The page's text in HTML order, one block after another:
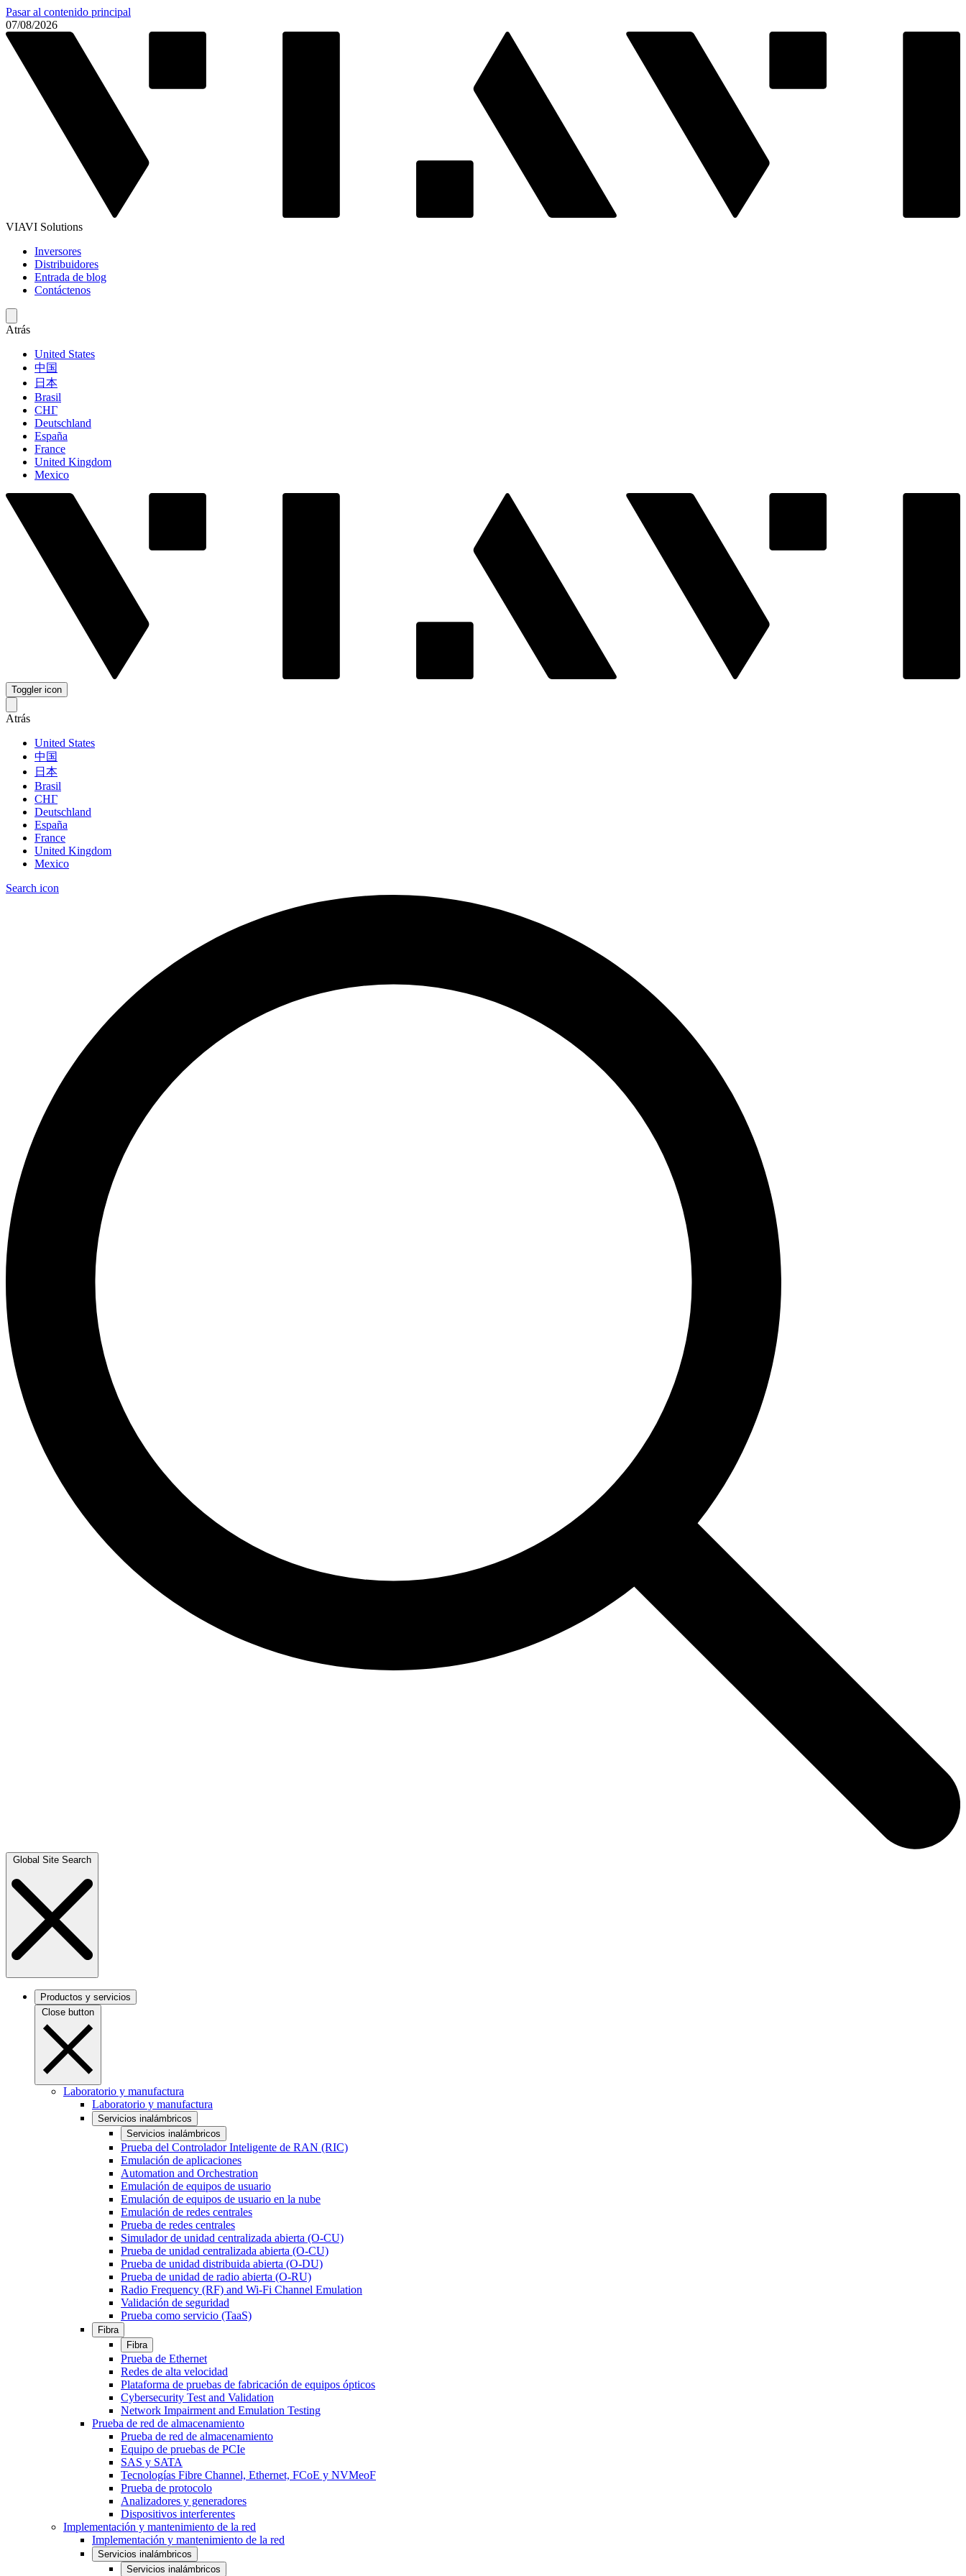
Pasar al contenido principal
07/08/2026
VIAVI Solutions
Inversores
Distribuidores
Entrada de blog
Contáctenos
Atrás
United States
中国
日本
Brasil
СНГ
Deutschland
España
France
United Kingdom
Mexico
Toggler icon
Atrás
United States
中国
日本
Brasil
СНГ
Deutschland
España
France
United Kingdom
Mexico
Search icon
Global Site Search
Productos y servicios
Close button
Laboratorio y manufactura
Laboratorio y manufactura
Servicios inalámbricos
Servicios inalámbricos
Prueba del Controlador Inteligente de RAN (RIC)
Emulación de aplicaciones
Automation and Orchestration
Emulación de equipos de usuario
Emulación de equipos de usuario en la nube
Emulación de redes centrales
Prueba de redes centrales
Simulador de unidad centralizada abierta (O-CU)
Prueba de unidad centralizada abierta (O-CU)
Prueba de unidad distribuida abierta (O-DU)
Prueba de unidad de radio abierta (O-RU)
Radio Frequency (RF) and Wi-Fi Channel Emulation
Validación de seguridad
Prueba como servicio (TaaS)
Fibra
Fibra
Prueba de Ethernet
Redes de alta velocidad
Plataforma de pruebas de fabricación de equipos ópticos
Cybersecurity Test and Validation
Network Impairment and Emulation Testing
Prueba de red de almacenamiento
Prueba de red de almacenamiento
Equipo de pruebas de PCIe
SAS y SATA
Tecnologías Fibre Channel, Ethernet, FCoE y NVMeoF
Prueba de protocolo
Analizadores y generadores
Dispositivos interferentes
Implementación y mantenimiento de la red
Implementación y mantenimiento de la red
Servicios inalámbricos
Servicios inalámbricos